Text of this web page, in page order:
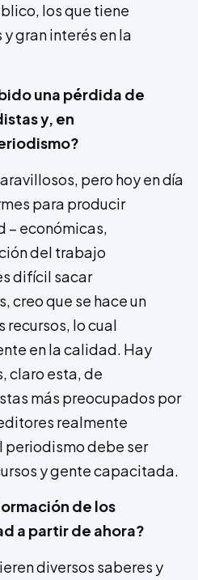
los que tiene
gran interés en la
una pérdida de
y, en
pero hoy en día
para producir
– económicas,
del trabajo
difícil sacar
creo que se hace un
recursos, lo cual
en la calidad. Hay
claro esta, de
más preocupados por
realmente
periodismo debe ser
y gente capacitada.
de los
a partir de ahora?
diversos saberes y